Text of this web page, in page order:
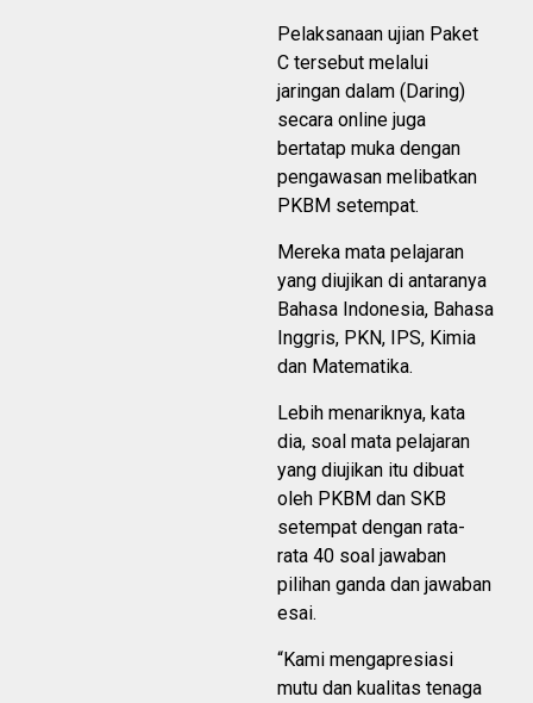
Pelaksanaan ujian Paket
C tersebut melalui
jaringan dalam (Daring)
secara online juga
bertatap muka dengan
pengawasan melibatkan
PKBM setempat.
Mereka mata pelajaran
yang diujikan di antaranya
Bahasa Indonesia, Bahasa
Inggris, PKN, IPS, Kimia
dan Matematika.
Lebih menariknya, kata
dia, soal mata pelajaran
yang diujikan itu dibuat
oleh PKBM dan SKB
setempat dengan rata-
rata 40 soal jawaban
pilihan ganda dan jawaban
esai.
“Kami mengapresiasi
mutu dan kualitas tenaga